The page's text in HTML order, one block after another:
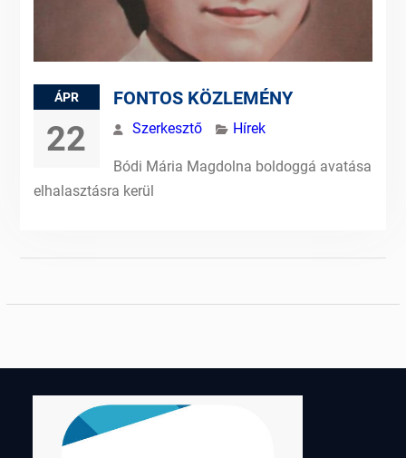
ÁPR
22
FONTOS KÖZLEMÉNY
Szerkesztő Hírek
Bódi Mária Magdolna boldoggá avatása
elhalasztásra kerül